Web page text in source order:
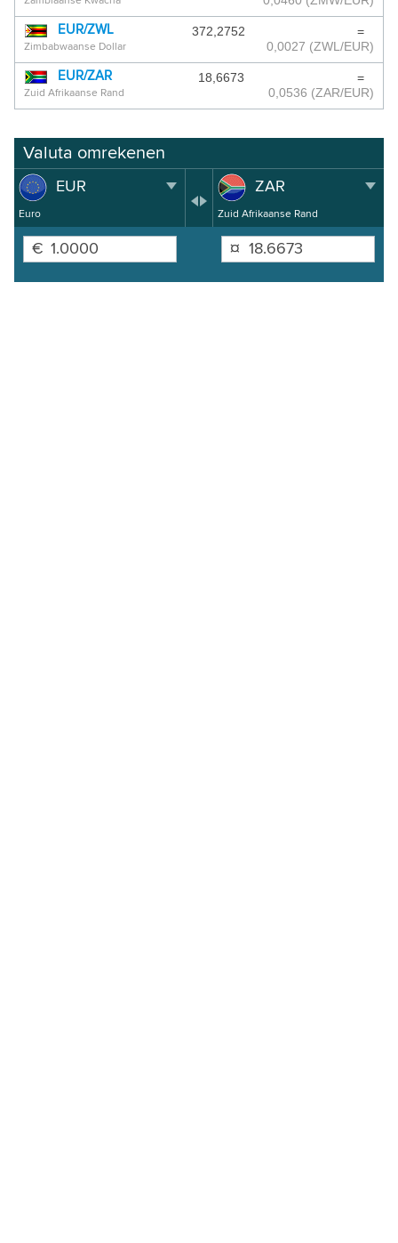
EUR/ZWL
Zimbabwaanse Dollar
372,2752
=
0,0027 (ZWL/EUR)
EUR/ZAR
Zuid Afrikaanse Rand
18,6673
=
0,0536 (ZAR/EUR)
Valuta omrekenen
EUR
Euro
ZAR
Zuid Afrikaanse Rand
€ ¤